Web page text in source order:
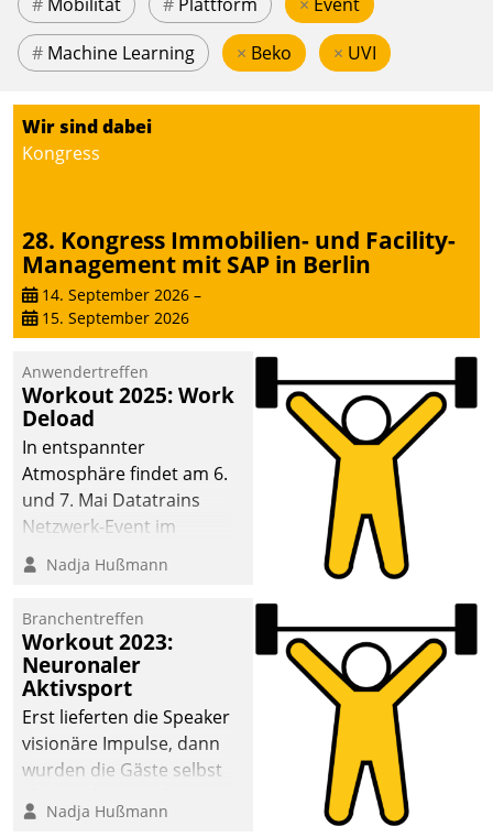
# Machine Learning × Beko × UVI
Wir sind dabei
Kongress
28. Kongress Immobilien- und Facility-
Management mit SAP in Berlin
14. September 2026 –
15. September 2026
Anwendertreffen
Workout 2025: Work
Deload
In entspannter
Atmosphäre findet am 6.
und 7. Mai Datatrains
Netzwerk-Event im
Kunden- und Partnerkreis
statt. Zentrale Frage: Wie
Mammutprojekte
meistern und Workloads
wuppen – bei zunehmend
anspruchsvollen
Aufgaben und
abnehmendem
Nadja Hußmann
Branchentreffen
Workout 2023:
Neuronaler
Aktivsport
Erst lieferten die Speaker
visionäre Impulse, dann
wurden die Gäste selbst
methodisch
Nadja Hußmann